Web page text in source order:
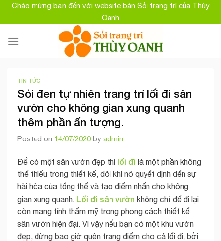
SkipChào mừng bạn đến với website bán Sỏi trang trí của Thùy
Oanh
TIN TỨC
Sỏi đen tự nhiên trang trí lối đi sân
vườn cho không gian xung quanh
thêm phần ấn tượng.
Posted on 14/07/2020 by admin
Để có một sân vườn đẹp thì lối đi là một phần không
thể thiếu trong thiết kế, đôi khi nó quyết định đến sự
hài hòa của tổng thể và tạo điểm nhấn cho không
gian xung quanh. Lối đi sân vườn không chỉ để đi lại
còn mang tính thẩm mỹ trong phong cách thiết kế
sân vườn hiện đại. Vì vậy nếu bạn có một khu vườn
đẹp, đừng bao giờ quên trang điểm cho cả lối đi, bởi